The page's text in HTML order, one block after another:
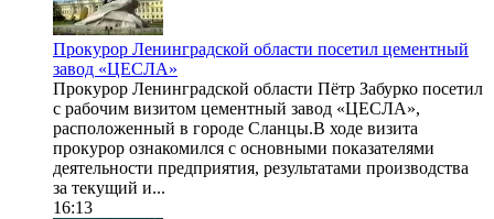
Прокурор Ленинградской области посетил цементный
завод «ЦЕСЛА»
Прокурор Ленинградской области Пётр Забурко посетил
с рабочим визитом цементный завод «ЦЕСЛА»,
расположенный в городе Сланцы.В ходе визита
прокурор ознакомился с основными показателями
деятельности предприятия, результатами производства
за текущий и...
16:13